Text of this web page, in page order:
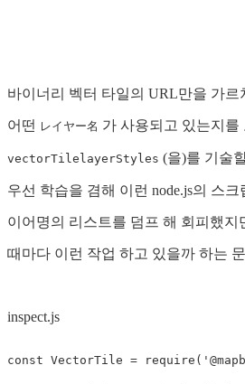
바이너리 벡터 타일의 URL만을 가르
어떤 レイヤー名 가 사용되고 있는지를
vectorTilelayerStyles (을)를 기술
우선 학습을 겸해 이런 node.js의 스
이어명의 리스트를 덤프 해 회피했지
때마다 이런 작업 하고 있을까 하는
inspect.js
const VectorTile = require ( '